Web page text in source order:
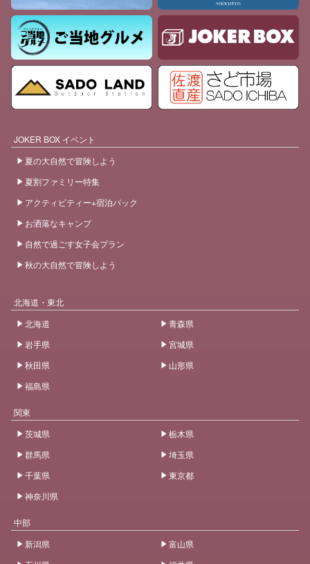
JOKER BOX イベント
夏の大自然で冒険しよう
夏割ファミリー特集
アクティビティー+宿泊パック
お洒落なキャンプ
自然で過ごす女子会プラン
秋の大自然で冒険しよう
北海道・東北
北海道
青森県
岩手県
宮城県
秋田県
山形県
福島県
関東
茨城県
栃木県
群馬県
埼玉県
千葉県
東京都
神奈川県
中部
新潟県
富山県